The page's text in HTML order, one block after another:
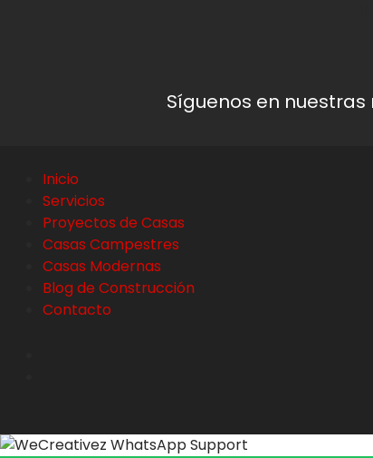
Síguenos en nuestras
Inicio
Servicios
Proyectos de Casas
Casas Campestres
Casas Modernas
Blog de Construcción
Contacto